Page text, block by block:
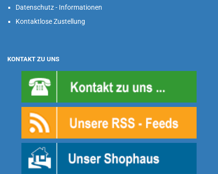
Datenschutz - Informationen
Kontaktlose Zustellung
KONTAKT ZU UNS